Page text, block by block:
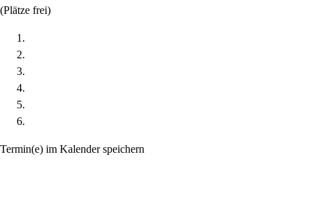
(Plätze frei)
Termin(e) im Kalender speichern